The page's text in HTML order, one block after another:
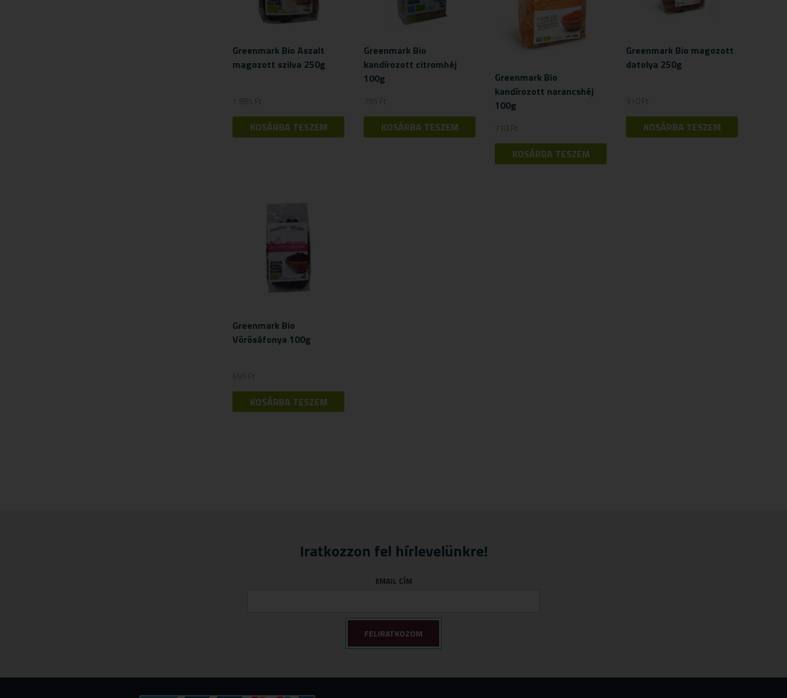
Greenmark Bio Aszalt
magozott szilva 250g
1 895 Ft
KOSÁRBA TESZEM
Greenmark Bio
kandírozott citromhéj
100g
795 Ft
KOSÁRBA TESZEM
Greenmark Bio
kandírozott narancshéj
100g
710Ft
KOSÁRBA TESZEM
Greenmark Bio magozott
datolya 250g
910Ft
KOSÁRBA TESZEM
Greenmark Bio
Vörösáfonya 100g
685 Ft
KOSÁRBA TESZEM
Iratkozzon fel hírlevelünkre!
EMAIL CÍM